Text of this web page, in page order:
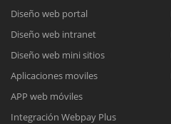
Diseño web portal
Diseño web intranet
Diseño web mini sitios
Aplicaciones moviles
APP web móviles
Integración Webpay Plus